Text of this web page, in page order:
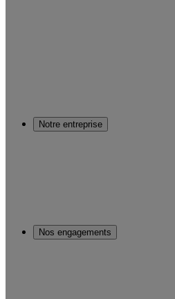
Notre entreprise
Nos engagements